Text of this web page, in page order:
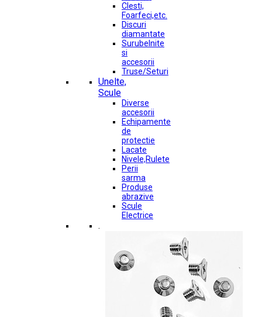
Clesti,
Foarfeci,etc.
Discuri
diamantate
Surubelnite
si
accesorii
Truse/Seturi
Unelte,
Scule
Diverse
accesorii
Echipamente
de
protectie
Lacate
Nivele,Rulete
Perii
sarma
Produse
abrazive
Scule
Electrice
.